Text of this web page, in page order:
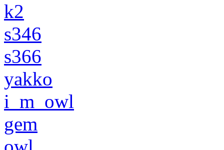
k2
s346
s366
yakko
i_m_owl
gem